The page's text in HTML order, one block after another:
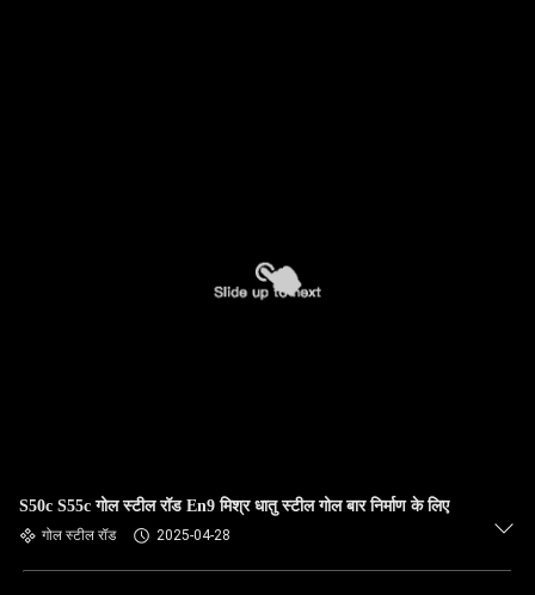
S50c S55c गोल स्टील रॉड En9 मिश्र धातु स्टील गोल बार निर्माण के लिए
गोल स्टील रॉड 2025-04-28